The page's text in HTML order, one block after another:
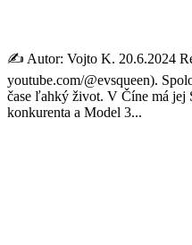
✍️ Autor: Vojto K. 20.6.2024
youtube.com/@evsqueen).
čase ľahký život. V Číne má jej
konkurenta a Model 3...